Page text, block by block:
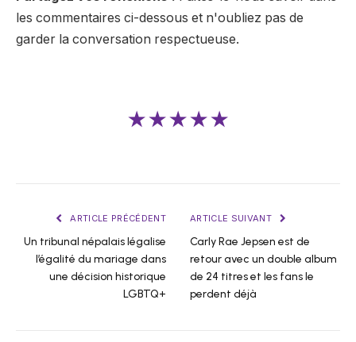
les commentaires ci-dessous et n'oubliez pas de
garder la conversation respectueuse.
★★★★★
ARTICLE PRÉCÉDENT
Un tribunal népalais légalise
l’égalité du mariage dans
une décision historique
LGBTQ+
ARTICLE SUIVANT
Carly Rae Jepsen est de
retour avec un double album
de 24 titres et les fans le
perdent déjà